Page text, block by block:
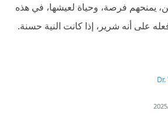
يمنحهم فرصة، وحياة لعيشها، في هذه
على أنه شرير، إذا كانت النية حسنة.